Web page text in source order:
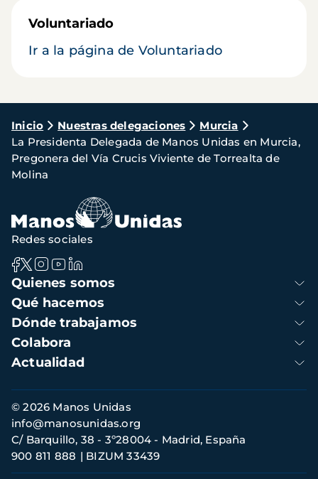
Voluntariado
Ir a la página de Voluntariado
Ruta
de
navegación
Inicio Nuestras delegaciones
Murcia
La Presidenta Delegada de Manos Unidas en Murcia,
Pregonera del Vía Crucis Viviente de Torrealta de
Molina
Navegación
principal
Quienes somos
Qué hacemos
Dónde trabajamos
Colabora
Actualidad
Redes sociales
Información
de
contacto
© 2026 Manos Unidas
C/ Barquillo, 38 - 3º28004 - Madrid, España
900 811 888
BIZUM 33439
info@manosunidas.org